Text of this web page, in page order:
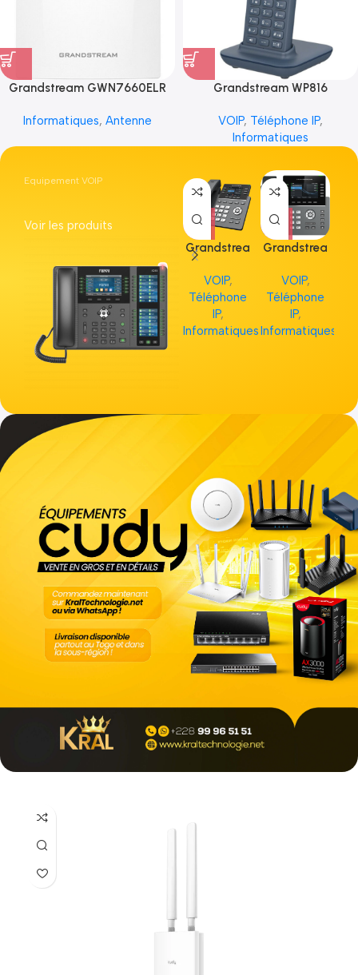
Grandstream GWN7660ELR
Informatiques, Antenne
Grandstream WP816
VOIP, Téléphone IP,
Informatiques
Equipement VOIP
Voir les produits
Grandstrea
m GRP2613
VOIP,
Téléphone
IP,
Informatiques
Grandstrea
VOIP,
Téléphone
IP,
Informatiques